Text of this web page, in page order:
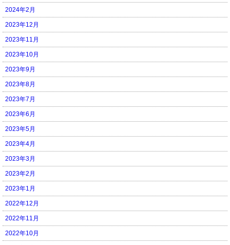
2024年2月
2023年12月
2023年11月
2023年10月
2023年9月
2023年8月
2023年7月
2023年6月
2023年5月
2023年4月
2023年3月
2023年2月
2023年1月
2022年12月
2022年11月
2022年10月